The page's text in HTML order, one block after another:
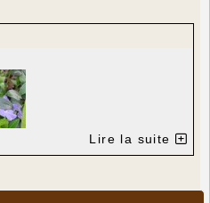
Lire la suite